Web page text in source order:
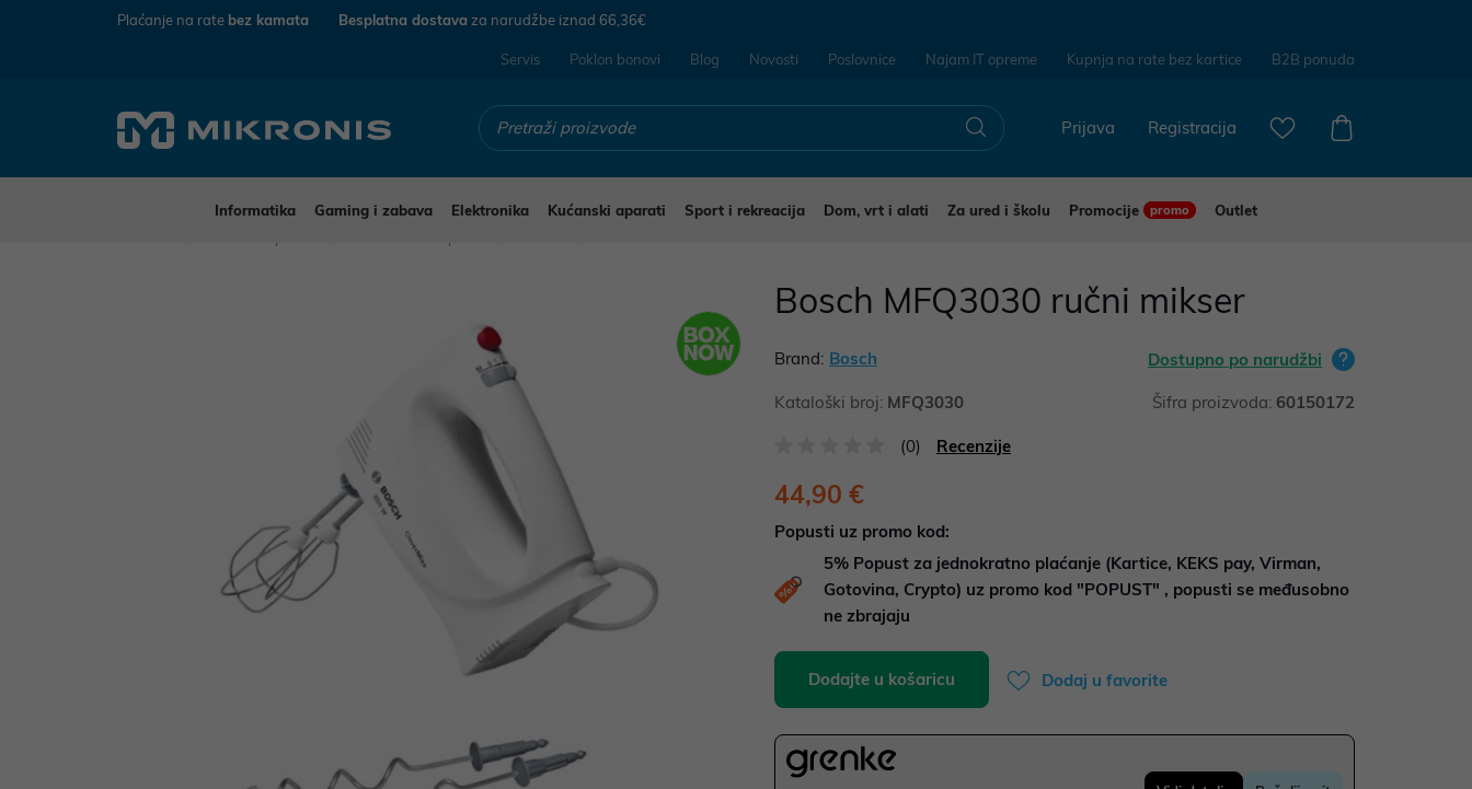
Plaćanje na rate bez kamata Besplatna dostava za narudžbe iznad 66,36€
Servis Poklon bonovi Blog Novosti Poslovnice Najam IT opreme Kupnja na rate bez kartice B2B ponuda
Registracija
Prijava
Informatika Gaming i zabava Elektronika Kućanski aparati Sport i rekreacija Dom, vrt i alati Za ured i školu Promocije promo
Outlet
Bosch MFQ3030 ručni mikser
Brand: Bosch Dostupno po narudžbi
Kataloški broj: MFQ3030 Šifra proizvoda: 60150172
(0) Recenzije
44,90 €
Popusti uz promo kod:
5% Popust za jednokratno plaćanje (Kartice, KEKS pay, Virman,
Gotovina, Crypto) uz promo kod "POPUST" , popusti se međusobno
ne zbrajaju
Dodajte u košaricu Dodaj u favorite